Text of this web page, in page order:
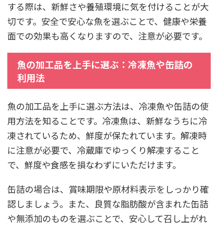
する際は、新鮮さや養殖環境に気を付けることが大
切です。安全で安心な魚を選ぶことで、健康や栄養
面での効果も高くなりますので、注意が必要です。
魚の加工品を上手に選ぶ：冷凍魚や缶詰の
利用法
魚の加工品を上手に選ぶ方法は、冷凍魚や缶詰の使
用方法を知ることです。冷凍魚は、新鮮なうちに冷
凍されているため、鮮度が保たれています。解凍時
に注意が必要で、冷蔵庫でゆっくり解凍すること
で、鮮度や食感を損なわずにいただけます。
缶詰の場合は、賞味期限や原材料表示をしっかり確
認しましょう。また、良質な脂肪酸が含まれた缶詰
や無添加のものを選ぶことで、安心して召し上がれ